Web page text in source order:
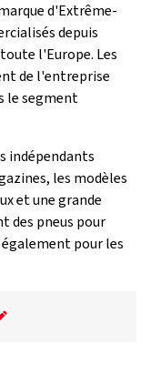
d'Extrême-
depuis
l'Europe. Les
de l'entreprise
le segment
indépendants
les modèles
et une grande
des pneus pour
pour les